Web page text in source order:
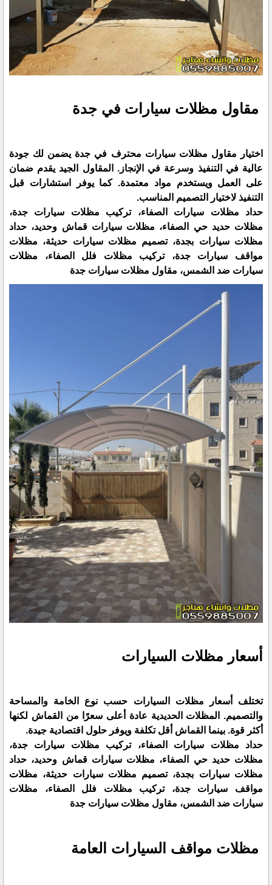
مقاول مظلات سيارات في جدة
اختيار مقاول مظلات سيارات محترف في جدة يضمن لك جودة
عالية في التنفيذ وسرعة في الإنجاز. المقاول الجيد يقدم ضمان
على العمل ويستخدم مواد معتمدة. كما يوفر استشارات قبل
التنفيذ لاختيار التصميم المناسب.
حداد مظلات سيارات الصفاء، تركيب مظلات سيارات جدة،
مظلات حديد حي الصفاء، مظلات سيارات قماش وحديد، حداد
مظلات سيارات بجدة، تصميم مظلات سيارات حديثة، مظلات
مواقف سيارات جدة، تركيب مظلات فلل الصفاء، مظلات
سيارات ضد الشمس، مقاول مظلات سيارات جدة
أسعار مظلات السيارات
تختلف أسعار مظلات السيارات حسب نوع الخامة والمساحة
والتصميم. المظلات الحديدية عادة أعلى سعرًا من القماش لكنها
أكثر قوة. بينما القماش أقل تكلفة ويوفر حلول اقتصادية جيدة.
حداد مظلات سيارات الصفاء، تركيب مظلات سيارات جدة،
مظلات حديد حي الصفاء، مظلات سيارات قماش وحديد، حداد
مظلات سيارات بجدة، تصميم مظلات سيارات حديثة، مظلات
مواقف سيارات جدة، تركيب مظلات فلل الصفاء، مظلات
سيارات ضد الشمس، مقاول مظلات سيارات جدة
مظلات مواقف السيارات العامة